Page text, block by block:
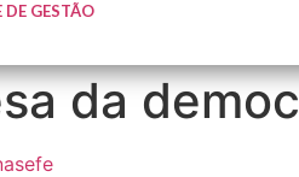
DE GESTÃO
da